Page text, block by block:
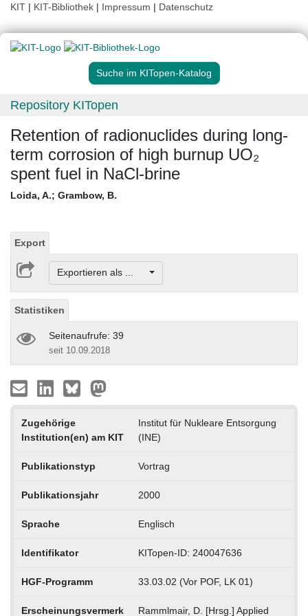
KIT | KIT-Bibliothek | Impressum | Datenschutz
Suche im KITopen-Katalog
Repository KITopen
Retention of radionuclides during long-
term corrosion of high burnup UO₂
spent fuel in NaCl-brine
Loida, A.; Grambow, B.
Export
Exportieren als ...
Statistiken
Seitenaufrufe: 39
seit 10.09.2018
Zugehörige
Institution(en) am KIT
Institut für Nukleare Entsorgung
(INE)
Publikationstyp Vortrag
Publikationsjahr 2000
Sprache Englisch
Identifikator KITopen-ID: 240047636
HGF-Programm 33.03.02 (Vor POF, LK 01)
Erscheinungsvermerk Rammlmair, D. [Hrsg.] Applied